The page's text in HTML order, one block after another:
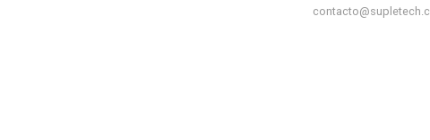
contacto@supletech.cl